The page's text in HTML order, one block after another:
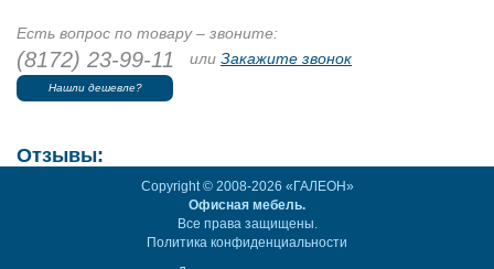
Есть вопрос по товару – звоните:
(8172) 23-99-11 или Закажите звонок
Нашли дешевле?
Отзывы:
Copyright © 2008-2026 «ГАЛЕОН»
Офисная мебель.
Все права защищены.
Политика конфиденциальности